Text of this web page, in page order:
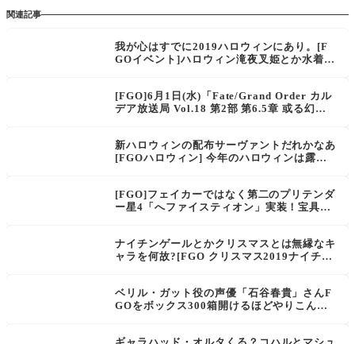
関連記事
我が心はすでに2019ハロウィンにあり。[F
GOイベント]ハロウィン滝夜叉姫とか水着カ
[FGO]6月1日(水)「Fate/Grand Order カル
デア放送局 Vol.18 第2部 第6.5章 或る幻想
新ハロウィンの配布サーヴァントだれかなあ
[FGOハロウィン] 今年のハロウィンは露骨
[FGO]フェイカーではなく第二のプリテンダ
ー星4「へファイスティオン」実装！宝具動
ナイチンゲールとかクリスマスとは無縁なキ
ャラを何故?[FGO クリスマス2019ナイチン
イベント予想
ベリル・ガット役の声優「石谷春貴」さんF
GOをボックス300箱開けるほどやりこんで